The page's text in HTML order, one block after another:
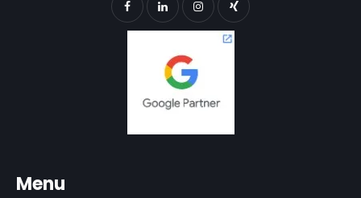
Menu